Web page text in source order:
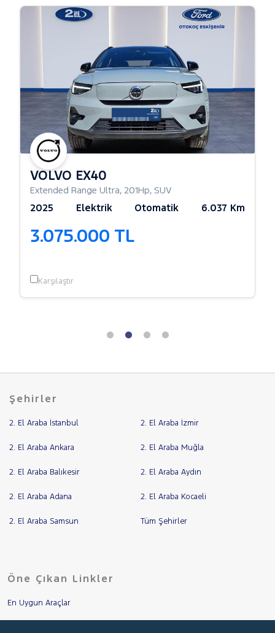
VOLVO EX40
Extended Range Ultra, 201Hp, SUV
2025 Elektrik Otomatik 6.037 Km
3.075.000 TL
Karşılaştır
Şehirler
2. El Araba İstanbul 2. El Araba İzmir
2. El Araba Ankara 2. El Araba Muğla
2. El Araba Balıkesir 2. El Araba Aydın
2. El Araba Adana 2. El Araba Kocaeli
2. El Araba Samsun Tüm Şehirler
Öne Çıkan Linkler
En Uygun Araçlar